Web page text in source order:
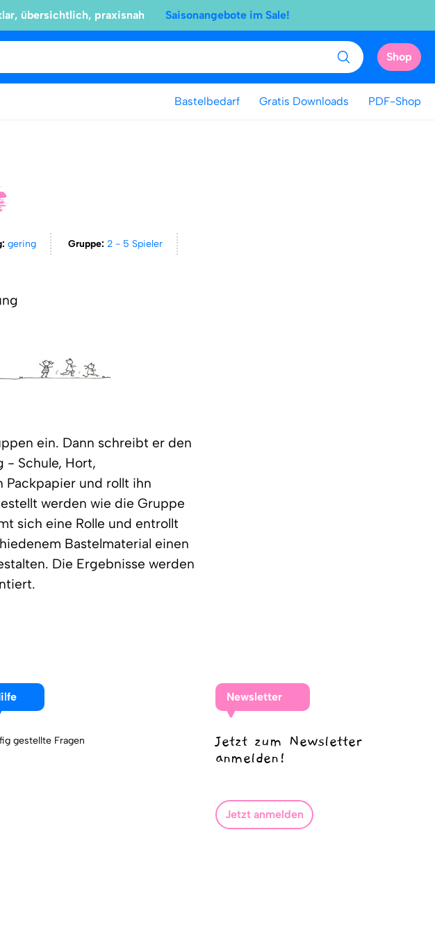
übersichtlich, praxisnah Saisonangebote im Sale!
Shop
Bastelbedarf Gratis Downloads PDF-Shop
gering Gruppe:2 - 5 Spieler
ein. Dann schreibt er den
- Schule, Hort,
Packpapier und rollt ihn
werden wie die Gruppe
sich eine Rolle und entrollt
Bastelmaterial einen
Die Ergebnisse werden
gestellte Fragen
Newsletter
Jetzt zum Newsletter
anmelden!
Jetzt anmelden